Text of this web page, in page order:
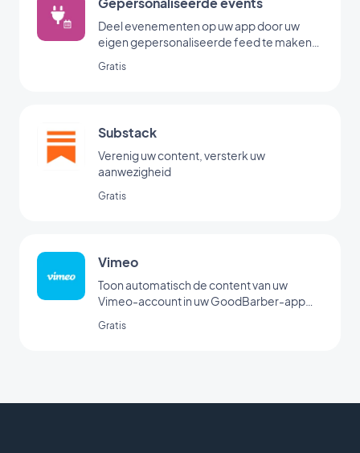
Deel evenementen op uw app door uw
eigen gepersonaliseerde feed te maken
GoodBarber.
Gratis
Substack
Verenig uw content, versterk uw
aanwezigheid
Gratis
Vimeo
Toon automatisch de content van uw
Vimeo-account in uw GoodBarber-app
synchronisatie.
Gratis